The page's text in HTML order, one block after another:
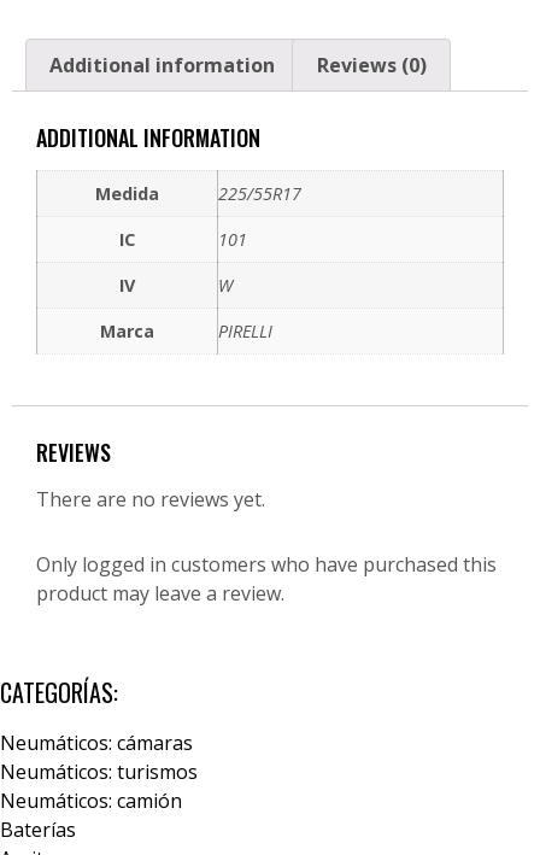
Additional information Reviews (0)
ADDITIONAL INFORMATION
Medida
225/55R17
IC
101
IV
W
Marca
PIRELLI
REVIEWS
There are no reviews yet.
Only logged in customers who have purchased this
product may leave a review.
CATEGORÍAS:
Neumáticos: cámaras
Neumáticos: turismos
Neumáticos: camión
Baterías